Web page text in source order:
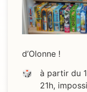
d’Olonne !
à partir du
21h,